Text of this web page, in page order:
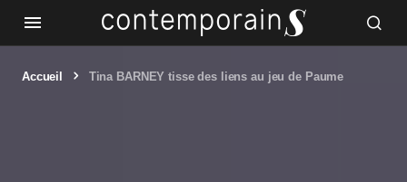
Accueil Tina BARNEY tisse des liens au jeu de Paume